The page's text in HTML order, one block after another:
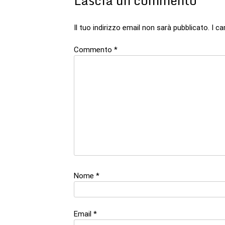
Il tuo indirizzo email non sarà pubblicato. I
Commento *
Nome *
Email *